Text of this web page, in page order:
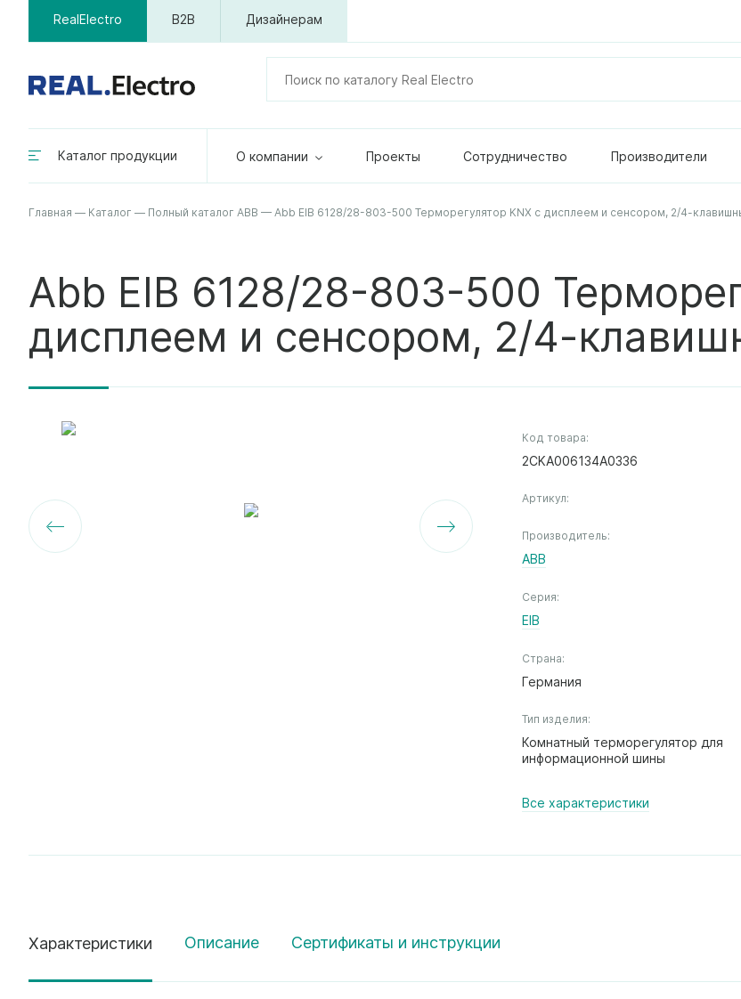
RealElectro B2B Дизайнерам
Каталог продукции О компании Проекты Сотрудничество Производители
Главная — Каталог — Полный каталог ABB — Abb EIB 6128/28-803-500 Терморегулятор KNX с дисплеем и сенсором, 2/4-
Abb EIB 6128/28-803-500
дисплеем и сенсором, 2/4-
Код товара:
2CKA006134A0336
Артикул:
Производитель:
ABB
Серия:
EIB
Страна:
Германия
Тип изделия:
Комнатный терморегулятор для
информационной шины
Все характеристики
Характеристики Описание Сертификаты и инструкции